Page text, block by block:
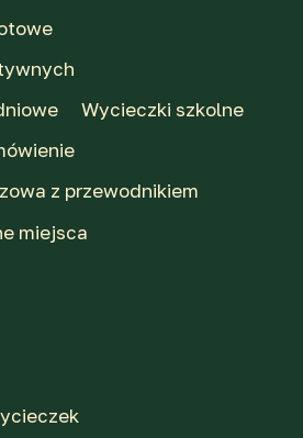
Wycieczki szkolne
z przewodnikiem
miejsca